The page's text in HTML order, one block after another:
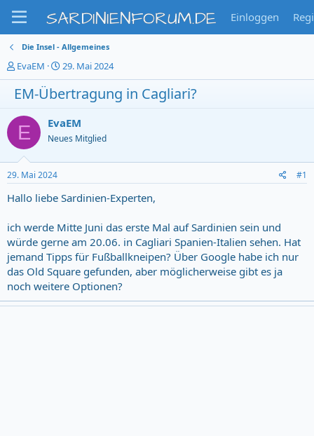
SARDINIENFORUM.DE Einloggen
Die Insel - Allgemeines
T
h
e
m
e
n
s
a
r
e
EvaEM
S
t
a
r
d
a
u
29. Mai 2024
EM-Übertragung in Cagliari?
E EvaEM
Neues Mitglied
29. Mai 2024 #1
Hallo liebe Sardinien-Experten,
ich werde Mitte Juni das erste Mal auf Sardinien sein und
würde gerne am 20.06. in Cagliari Spanien-Italien sehen. Hat
jemand Tipps für Fußballkneipen? Über Google habe ich nur
das Old Square gefunden, aber möglicherweise gibt es ja
noch weitere Optionen?